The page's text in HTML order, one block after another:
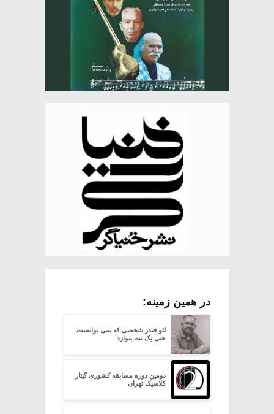
در همین زمینه:
لئو فندر شخصی که نمی توانست
حتی یک نت بنوازد
دومین دوره مسابقه کشوری گیتار
کلاسیک تهران